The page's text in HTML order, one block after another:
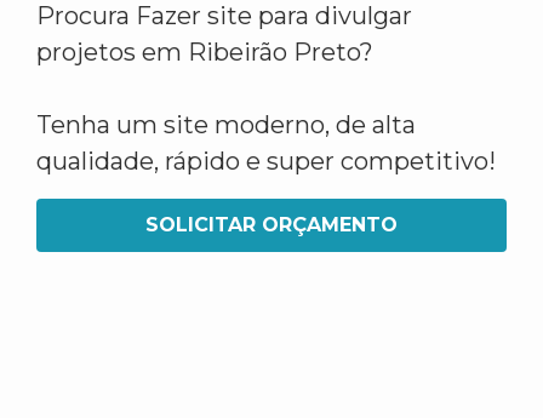
Procura Fazer site para divulgar
projetos em Ribeirão Preto?
Tenha um site moderno, de alta
qualidade, rápido e super competitivo!
SOLICITAR ORÇAMENTO